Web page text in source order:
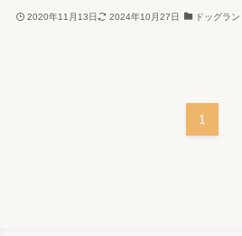
2020年11月13日 2024年10月27日 ドッグラン
1